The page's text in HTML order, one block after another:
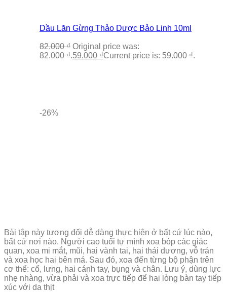
Dầu Lăn Gừng Thảo Dược Bảo Linh 10ml
82.000₫ Original price was:
82.000 ₫.59.000 ₫Current price is: 59.000 ₫.
-26%
Bài tập này tương đối dễ dàng thực hiện ở bất cứ lúc nào,
bất cứ nơi nào. Người cao tuổi tự mình xoa bóp các giác
quan, xoa mi mắt, mũi, hai vành tai, hai thái dương, vỗ trán
và xoa học hai bên má. Sau đó, xoa đến từng bộ phận trên
cơ thể: cổ, lưng, hai cánh tay, bụng và chân. Lưu ý, dùng lực
nhẹ nhàng, vừa phải và xoa trực tiếp để hai lòng bàn tay tiếp
xúc với da thịt